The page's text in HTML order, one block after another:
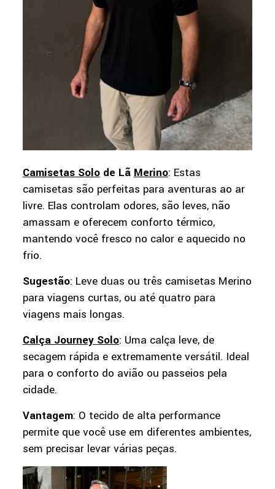
Camisetas Solode Lã Merino: Estas
camisetas são perfeitas para aventuras ao ar
livre. Elas controlam odores, são leves, não
amassam e oferecem conforto térmico,
mantendo você fresco no calor e aquecido no
frio.
Sugestão: Leve duas ou três camisetas Merino
para viagens curtas, ou até quatro para
viagens mais longas.
Calça Journey Solo: Uma calça leve, de
secagem rápida e extremamente versátil. Ideal
para o conforto do avião ou passeios pela
cidade.
Vantagem: O tecido de alta performance
permite que você use em diferentes ambientes,
sem precisar levar várias peças.